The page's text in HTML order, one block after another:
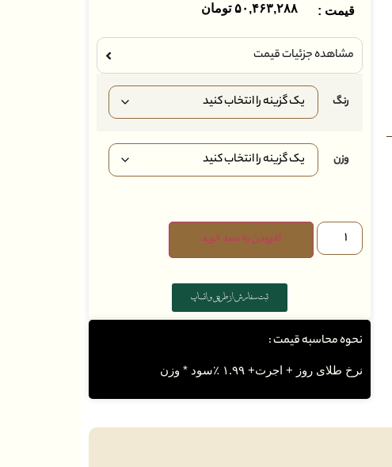
۵۰,۴۶۳,۲۸۸ تومان قیمت :
مشاهده جزئیات قیمت
رنگ
وزن
افزودن به سبد خرید
ثبت سفارش از طریق واتساپ
نحوه محاسبه قیمت :
نرخ طلای روز + اجرت+ ۱.۹۹ ٪سود * وزن